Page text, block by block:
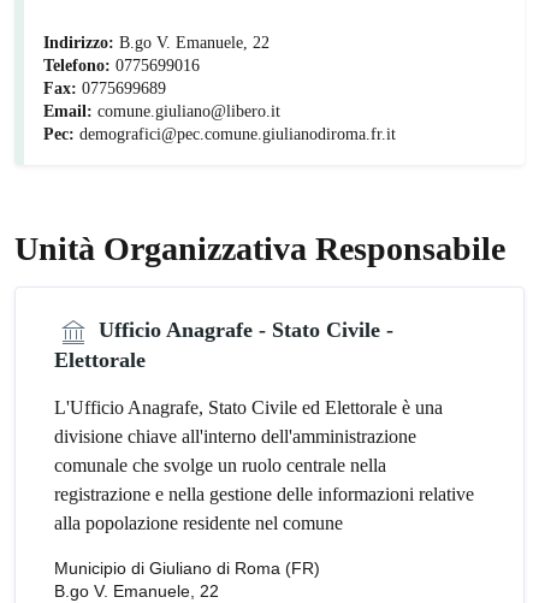
Indirizzo: B.go V. Emanuele, 22
Telefono: 0775699016
Fax: 0775699689
Email: comune.giuliano@libero.it
Pec: demografici@pec.comune.giulianodiroma.fr.it
Unità Organizzativa Responsabile
Ufficio Anagrafe - Stato Civile -
Elettorale
L'Ufficio Anagrafe, Stato Civile ed Elettorale è una
divisione chiave all'interno dell'amministrazione
comunale che svolge un ruolo centrale nella
registrazione e nella gestione delle informazioni relative
alla popolazione residente nel comune
Municipio di Giuliano di Roma (FR)
B.go V. Emanuele, 22